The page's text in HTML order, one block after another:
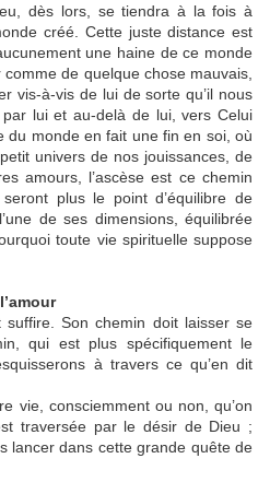
dès lors, se tiendra à la fois à
créé. Cette juste distance est
une haine de ce monde
de quelque chose mauvais,
vis-à-vis de lui de sorte qu’il nous
lui et au-delà de lui, vers Celui
du monde en fait une fin en soi, où
univers de nos jouissances, de
amours, l’ascèse est ce chemin
plus le point d’équilibre de
de ses dimensions, équilibrée
toute vie spirituelle suppose
suffire. Son chemin doit laisser se
qui est plus spécifiquement le
à travers ce qu’en dit
vie, consciemment ou non, qu’on
traversée par le désir de Dieu ;
lancer dans cette grande quête de